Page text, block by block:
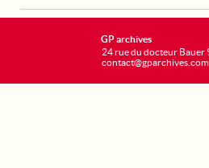
GP archives
24 rue du docteur Bauer
contact@gparchives.com